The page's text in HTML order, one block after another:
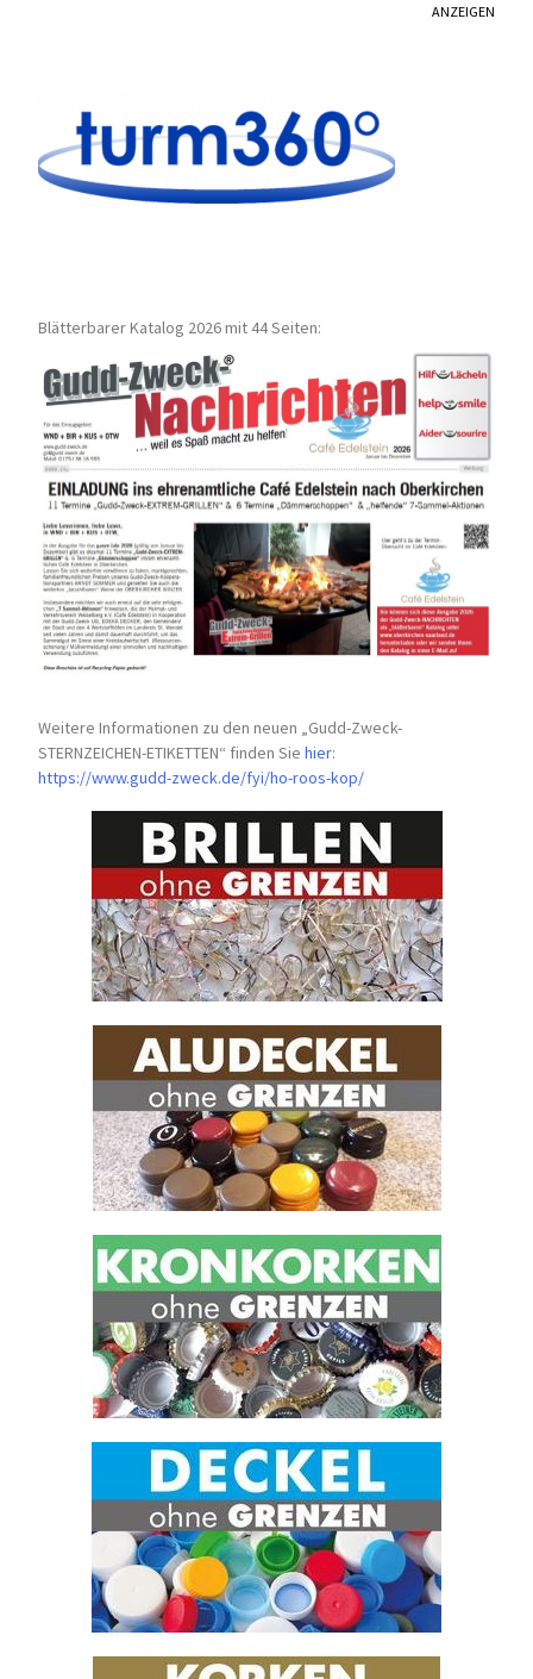
ANZEIGEN
Blätterbarer Katalog 2026 mit 44 Seiten:
Weitere Informationen zu den neuen „Gudd-Zweck-
STERNZEICHEN-ETIKETTEN“ finden Siehier:
https://www.gudd-zweck.de/fyi/ho-roos-kop/